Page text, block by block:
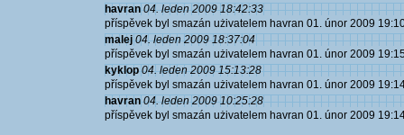
havran 04. leden 2009 18:42:33
příspěvek byl smazán użivatelem havran 01. únor 2009
malej 04. leden 2009 18:37:04
příspěvek byl smazán użivatelem havran 01. únor 2009
kyklop 04. leden 2009 15:13:28
příspěvek byl smazán użivatelem havran 01. únor 2009
havran 04. leden 2009 10:25:28
příspěvek byl smazán użivatelem havran 01. únor 2009